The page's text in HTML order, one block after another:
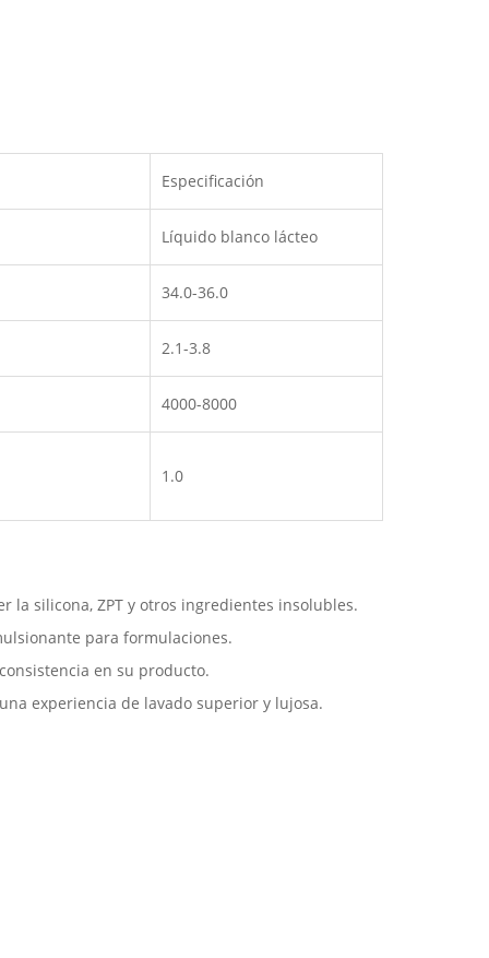
Especificación
Líquido blanco lácteo
34.0-36.0
2.1-3.8
4000-8000
1.0
la silicona, ZPT y otros ingredientes insolubles.
para formulaciones.
en su producto.
experiencia de lavado superior y lujosa.